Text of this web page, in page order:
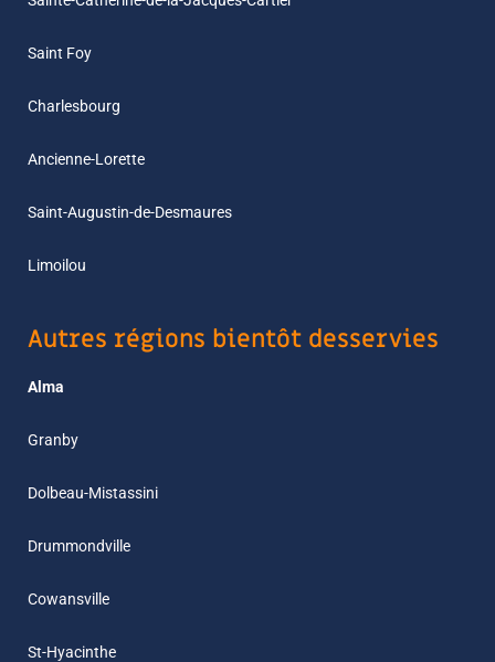
Saint Foy
Charlesbourg
Ancienne-Lorette
Saint-Augustin-de-Desmaures
Limoilou
Autres régions bientôt desservies
Alma
Granby
Dolbeau-Mistassini
Drummondville
Cowansville
St-Hyacinthe